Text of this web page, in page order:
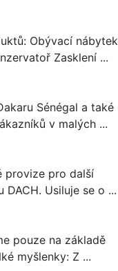
Obývací nábytek
Zasklení ...
Sénégal a také
v malých ...
provize pro další
Usiluje se o ...
pouze na základě
myšlenky: Z ...